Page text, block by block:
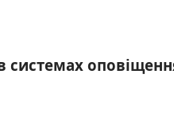
системах